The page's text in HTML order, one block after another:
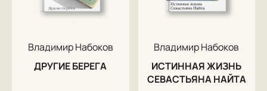
Владимир Набоков
ДРУГИЕ БЕРЕГА
Владимир Набоков
ИСТИННАЯ ЖИЗНЬ
СЕВАСТЬЯНА НАЙТА